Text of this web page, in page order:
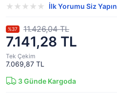
İlk Yorumu Siz Yapın
7.141,28 TL
%37 11.426,04 TL
Tek Çekim
7.069,87 TL
3Günde Kargoda